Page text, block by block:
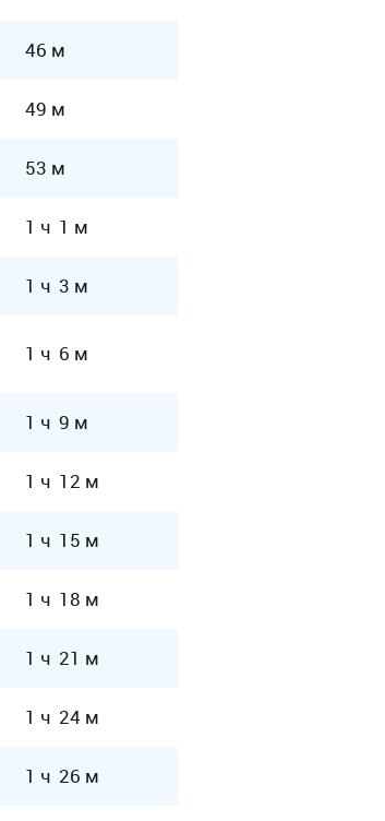
46 м
49 м
53 м
1 ч 1 м
1 ч 3 м
1 ч 6 м
1 ч 9 м
1 ч 12 м
1 ч 15 м
1 ч 18 м
1 ч 21 м
1 ч 24 м
1 ч 26 м